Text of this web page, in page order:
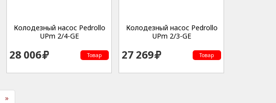
Колодезный насос Pedrollo
UPm 2/4-GE
28 006 Товар
Колодезный насос Pedrollo
UPm 2/3-GE
27 269 Товар
»